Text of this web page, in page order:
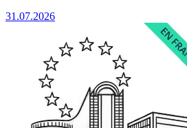
31.07.2026